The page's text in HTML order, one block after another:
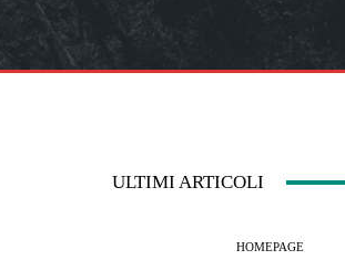
ULTIMI ARTICOLI
HOMEPAGE